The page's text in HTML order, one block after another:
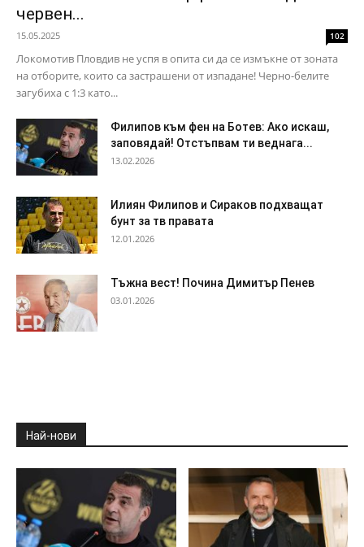
червен...
15.05.2025 102
Локомотив Пловдив не успя в опита си да се измъкне от зоната
на отборите, които са застрашени от изпадане! Черно-белите
загубиха с 1:3 като...
Филипов към фен на Ботев: Ако искаш,
заповядай! Отстъпвам ти веднага...
13.02.2026
Илиян Филипов и Сираков подхващат
бунт за тв правата
12.01.2026
Тъжна вест! Почина Димитър Пенев
03.01.2026
Най-нови